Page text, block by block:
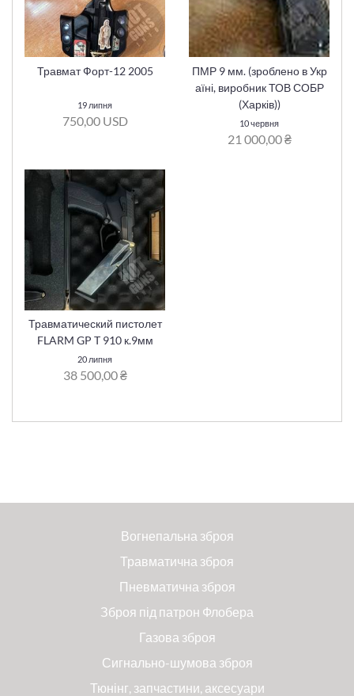
Травмат Форт-12 2005
19 липня
750,00 USD
ПМР 9 мм. (зроблено в Укр
аїні, виробник ТОВ СОБР
(Харків))
10 червня
21 000,00 ₴
Травматический пистолет
FLARM GP T 910 к.9мм
20 липня
38 500,00 ₴
Вогнепальна зброя
Травматична зброя
Пневматична зброя
Зброя під патрон Флобера
Газова зброя
Сигнально-шумова зброя
Тюнінг, запчастини, аксесуари